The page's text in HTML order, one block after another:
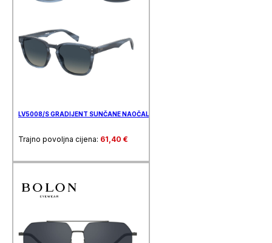
LV5008/S GRADIJENT SUNČANE NAOČALE LEVIS
Trajno povoljna cijena: 61,40 €